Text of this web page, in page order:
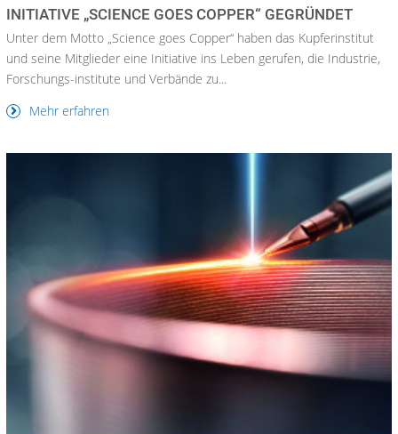
INITIATIVE „SCIENCE GOES COPPER“ GEGRÜNDET
Unter dem Motto „Science goes Copper“ haben das Kupferinstitut
und seine Mitglieder eine Initiative ins Leben gerufen, die Industrie,
Forschungs-institute und Verbände zu...
Mehr erfahren